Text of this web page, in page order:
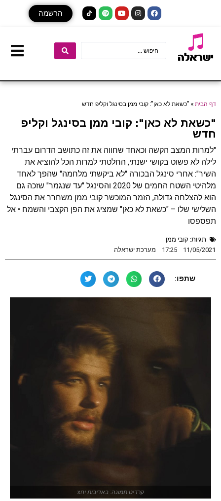
הרשמה
דף הבית» "כשאת לא כאן": קובי ממן בסינגל וקליפ חדש
"כשאת לא כאן": קובי ממן בסינגל וקליפ
חדש
"למרות המצב הקשה וכאחד שחווה את זה כתושב הדרום עברתי
לילה לא פשוט בקושי ישנתי, החלטתי למרות הכל להוציא את
השיר": אחרי סינגל הבכורה "לא ביקשתי מלחמה" שהפך לאחד
מלהיטי השטח החמים של 2020 והסינגל "עד שנגמר" שזכה גם
הוא להצלחה גדולה, הזמר המוכשר קובי ממן משחרר את הסינגל
השלישי שלו – "כשאת לא כאן" שמציג את הפן הקצבי והשמח • אל
תפספסו
תגיות: קובי ממן
11/05/2021
17:25 מערכת ישראלה
שתפו:
קרדיט תמונה: באדיבות יחצ